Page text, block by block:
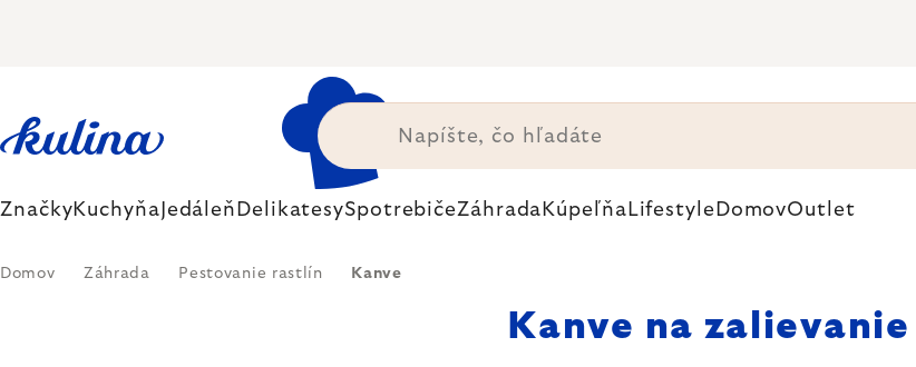
ZnačkyKuchyňa Jedáleň DelikatesySpotrebičeZáhrada Kúpeľňa Lifestyle DomovOutlet
Domov Záhrada Pestovanie rastlín Kanve
Kanve na zalievanie